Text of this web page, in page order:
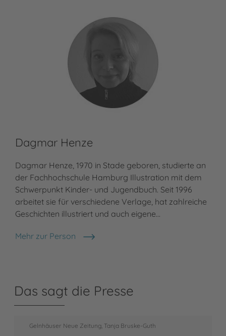
Dagmar Henze
Dagmar Henze, 1970 in Stade geboren, studierte an
der Fachhochschule Hamburg Illustration mit dem
Schwerpunkt Kinder- und Jugendbuch. Seit 1996
arbeitet sie für verschiedene Verlage, hat zahlreiche
Geschichten illustriert und auch eigene…
Mehr zur Person
Dagmar Henze
Das sagt die Presse
Gelnhäuser Neue Zeitung, Tanja Bruske-Guth